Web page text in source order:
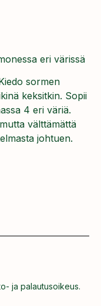
eri värissä
sormen
keksitkin. Sopii
4 eri väriä.
välttämättä
johtuen.
ja palautusoikeus.